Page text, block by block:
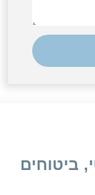
ביטוחים